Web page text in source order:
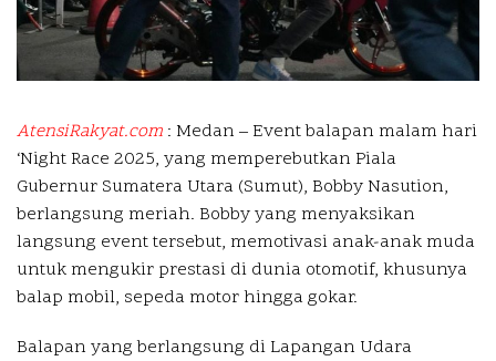
AtensiRakyat.com : Medan – Event balapan malam hari
‘Night Race 2025, yang memperebutkan Piala
Gubernur Sumatera Utara (Sumut), Bobby Nasution,
berlangsung meriah. Bobby yang menyaksikan
langsung event tersebut, memotivasi anak-anak muda
untuk mengukir prestasi di dunia otomotif, khusunya
balap mobil, sepeda motor hingga gokar.
Balapan yang berlangsung di Lapangan Udara